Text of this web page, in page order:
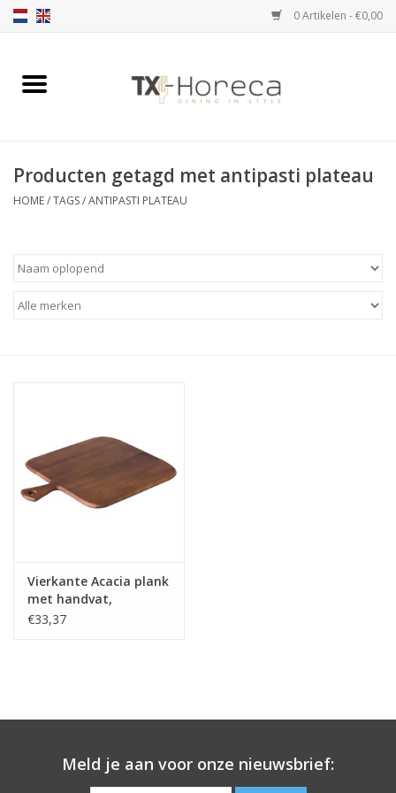
0 Artikelen - €0,00
Home
Catalogi
Producten getagd met antipasti plateau
HOME/TAGS/ANTIPASTI PLATEAU
Vierkante Acacia plank
met handvat,
44x34x1.5cm
€33,37
Meld je aan voor onze nieuwsbrief: